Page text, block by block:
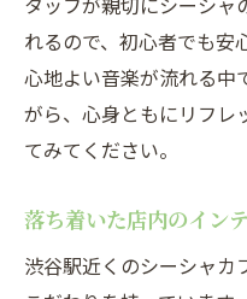
れるので、初心者でも安
心地よい音楽が流れる中
がら、心身ともにリフレ
てみてください。
落ち着いた店内のイン
渋谷駅近くのシーシャカ